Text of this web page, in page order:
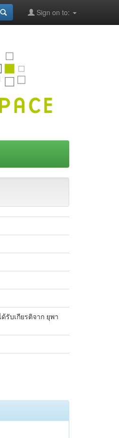
Sign on to:
รับเกียรติจาก ยุพา